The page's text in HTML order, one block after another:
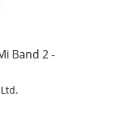
Band 2 -